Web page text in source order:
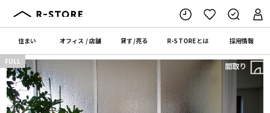
住まい オフィス /店舗 貸す/売る R-STOREとは 採用情報
FULL 間取り